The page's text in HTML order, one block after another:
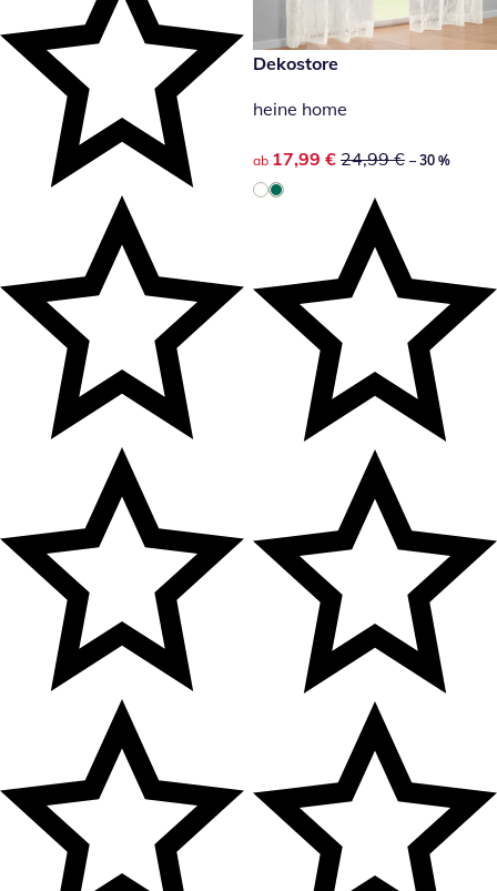
reduzierter Preis 17,99 €,
-30 %
Dekostore
heine home
reduzierter Preis 17,99 €,
ab 17,99 € 24,99 € – 30 %